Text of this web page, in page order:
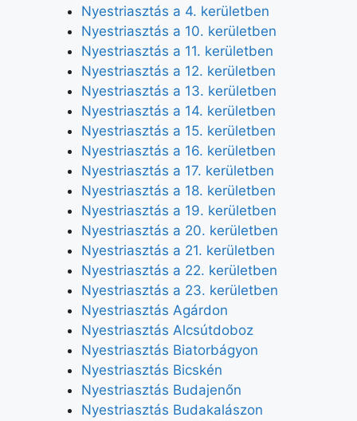
Nyestriasztás a 4. kerületben
Nyestriasztás a 10. kerületben
Nyestriasztás a 11. kerületben
Nyestriasztás a 12. kerületben
Nyestriasztás a 13. kerületben
Nyestriasztás a 14. kerületben
Nyestriasztás a 15. kerületben
Nyestriasztás a 16. kerületben
Nyestriasztás a 17. kerületben
Nyestriasztás a 18. kerületben
Nyestriasztás a 19. kerületben
Nyestriasztás a 20. kerületben
Nyestriasztás a 21. kerületben
Nyestriasztás a 22. kerületben
Nyestriasztás a 23. kerületben
Nyestriasztás Agárdon
Nyestriasztás Alcsútdoboz
Nyestriasztás Biatorbágyon
Nyestriasztás Bicskén
Nyestriasztás Budajenőn
Nyestriasztás Budakalászon